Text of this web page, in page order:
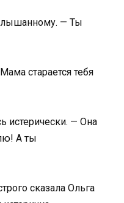
— Ты
старается тебя
истерически. — Она
А ты
сказала Ольга